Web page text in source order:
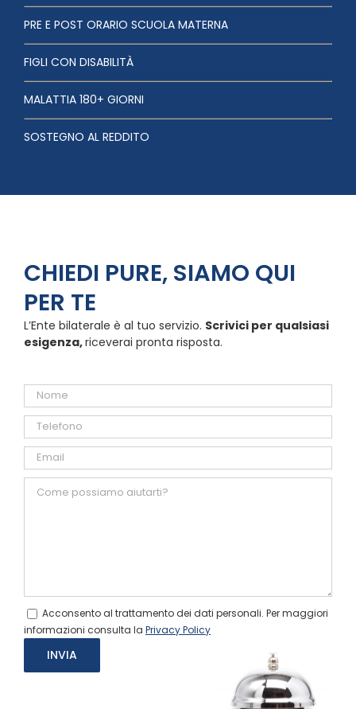
PRE E POST ORARIO SCUOLA MATERNA
FIGLI CON DISABILITÀ
MALATTIA 180+ GIORNI
SOSTEGNO AL REDDITO
CHIEDI PURE, SIAMO QUI
PER TE
L’Ente bilaterale è al tuo servizio. Scrivici per qualsiasi
esigenza,riceverai pronta risposta.
Acconsento al trattamento dei dati personali. Per maggiori
informazioni consulta la Privacy Policy